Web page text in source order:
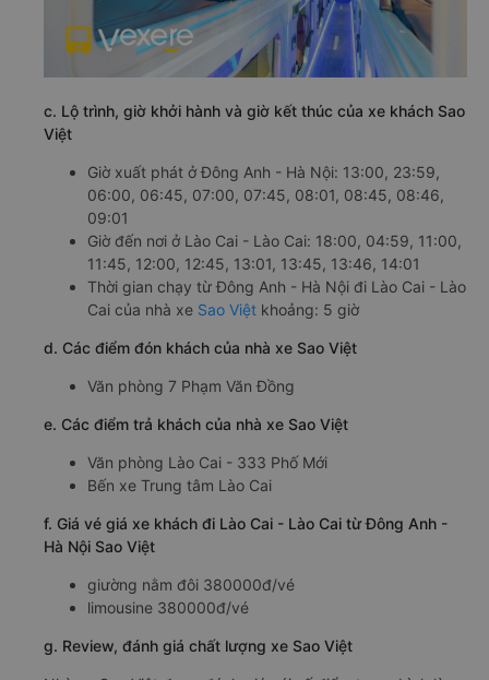
c. Lộ trình, giờ khởi hành và giờ kết thúc của xe khách Sao
Việt
Giờ xuất phát ở Đông Anh - Hà Nội: 13:00, 23:59,
06:00, 06:45, 07:00, 07:45, 08:01, 08:45, 08:46,
09:01
Giờ đến nơi ở Lào Cai - Lào Cai: 18:00, 04:59, 11:00,
11:45, 12:00, 12:45, 13:01, 13:45, 13:46, 14:01
Thời gian chạy từ Đông Anh - Hà Nội đi Lào Cai - Lào
Cai của nhà xe Sao Việt khoảng: 5 giờ
d. Các điểm đón khách của nhà xe Sao Việt
Văn phòng 7 Phạm Văn Đồng
e. Các điểm trả khách của nhà xe Sao Việt
Văn phòng Lào Cai - 333 Phố Mới
Bến xe Trung tâm Lào Cai
f. Giá vé giá xe khách đi Lào Cai - Lào Cai từ Đông Anh -
Hà Nội Sao Việt
giường nằm đôi 380000đ/vé
limousine 380000đ/vé
g. Review, đánh giá chất lượng xe Sao Việt